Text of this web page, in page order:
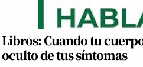
Libros: Cuando tu
oculto de tus síntomas